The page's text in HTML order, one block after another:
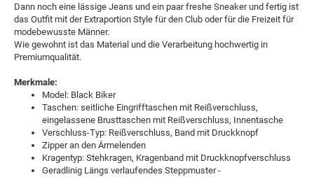
Dann noch eine lässige Jeans und ein paar freshe Sneaker und fertig ist
das Outfit mit der Extraportion Style für den Club oder für die Freizeit für
modebewusste Männer.
Wie gewohnt ist das Material und die Verarbeitung hochwertig in
Premiumqualität.
Merkmale:
Model: Black Biker
Taschen: seitliche Eingrifftaschen mit Reißverschluss,
eingelassene Brusttaschen mit Reißverschluss, Innentasche
Verschluss-Typ: Reißverschluss, Band mit Druckknopf
Zipper an den Ärmelenden
Kragentyp: Stehkragen, Kragenband mit Druckknopfverschluss
Geradlinig Längs verlaufendes Steppmuster -